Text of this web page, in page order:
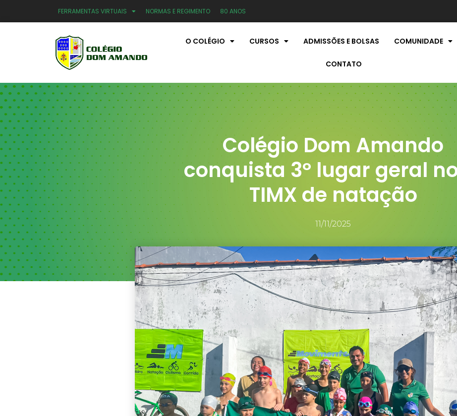
FERRAMENTAS VIRTUAIS NORMAS E REGIMENTO 80 ANOS
O COLÉGIO CURSOS ADMISSÕES E BOLSAS COMUNIDADE
CONTATO
Colégio Dom Amando
conquista 3º lugar geral
TIMX de natação
11/11/2025